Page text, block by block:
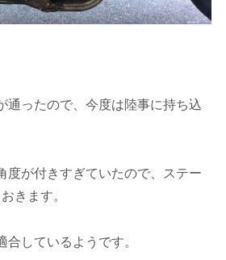
通ったので、今度は陸事に持ち込
度が付きすぎていたので、ステー
きます。
合しているようです。